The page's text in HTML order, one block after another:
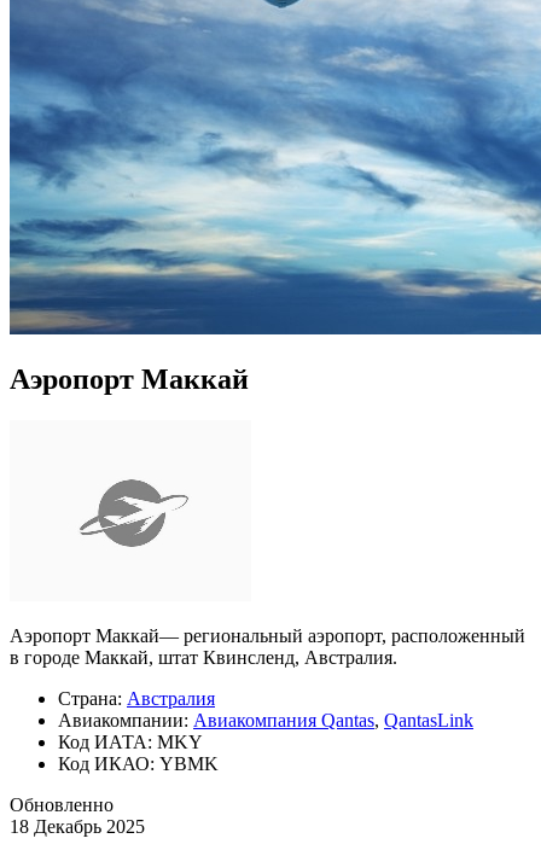
Аэропорт Маккай
Аэропорт Маккай— региональный аэропорт, расположенный
в городе Маккай, штат Квинсленд, Австралия.
Страна: Австралия
Авиакомпании: Авиакомпания Qantas, QantasLink
Код ИАТА: MKY
Код ИКАО: YBMK
Обновленно
18 Декабрь 2025